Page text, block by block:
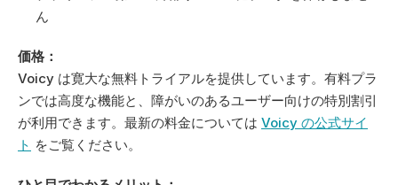
ん
価格：
Voicy は寛大な無料トライアルを提供しています。有料プラ
ンでは高度な機能と、障がいのあるユーザー向けの特別割引
が利用できます。最新の料金については Voicy の公式サイ
ト をご覧ください。